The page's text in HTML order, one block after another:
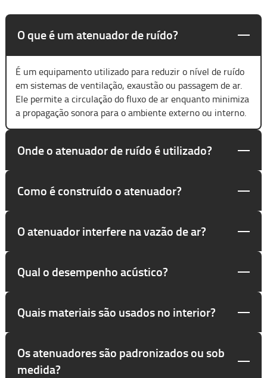
O que é um atenuador de ruído?
É um equipamento utilizado para reduzir o nível de ruído
em sistemas de ventilação, exaustão ou passagem de ar.
Ele permite a circulação do fluxo de ar enquanto minimiza
a propagação sonora para o ambiente externo ou interno.
Onde o atenuador de ruído é utilizado?
Como é construído o atenuador?
O atenuador interfere na vazão de ar?
Qual o desempenho acústico?
Quais materiais são usados no interior?
Os atenuadores são padronizados ou sob
medida?